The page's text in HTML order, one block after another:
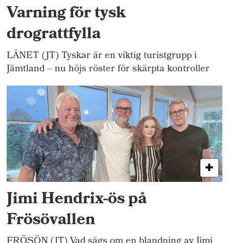
Varning för tysk
drograttfylla
LÄNET (JT) Tyskar är en viktig turistgrupp i
Jämtland – nu höjs röster för skärpta kontroller
Jimi Hendrix-ös på
Frösövallen